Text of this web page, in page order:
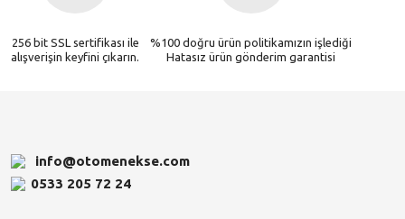
256 bit SSL sertifikası ile
alışverişin keyfini çıkarın.
%100 doğru ürün politikamızın işlediği
Hatasız ürün gönderim garantisi
info@otomenekse.com
0533 205 72 24